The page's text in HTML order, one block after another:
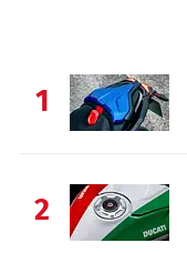
1
2